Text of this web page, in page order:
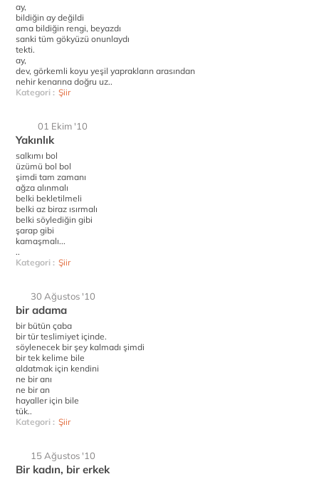
ay,
bildiğin ay değildi
ama bildiğin rengi, beyazdı
sanki tüm gökyüzü onunlaydı
tekti.
ay,
dev, görkemli koyu yeşil yaprakların arasından
nehir kenarına doğru uz..
Kategori : Şiir
01 Ekim '10
Yakınlık
salkımı bol
üzümü bol bol
şimdi tam zamanı
ağza alınmalı
belki bekletilmeli
belki az biraz ısırmalı
belki söylediğin gibi
şarap gibi
kamaşmalı...
..
Kategori : Şiir
30 Ağustos '10
bir adama
bir bütün çaba
bir tür teslimiyet içinde.
söylenecek bir şey kalmadı şimdi
bir tek kelime bile
aldatmak için kendini
ne bir anı
ne bir an
hayaller için bile
tük..
Kategori : Şiir
15 Ağustos '10
Bir kadın, bir erkek